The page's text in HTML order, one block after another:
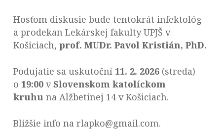
Hosťom diskusie bude tentokrát infektológ
a prodekan Lekárskej fakulty UPJŠ v
Košiciach, prof. MUDr. Pavol Kristián, PhD.
Podujatie sa uskutoční 11. 2. 2026(streda)
o 19:00vSlovenskom katolíckom
kruhuna Alžbetinej 14 v Košiciach.
Bližšie info na rlapko@gmail.com.